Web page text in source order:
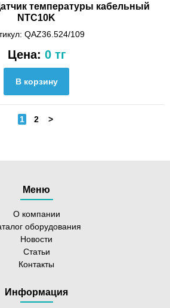
температуры кабельный
NTC10K
QAZ36.524/109
Цена: 0 тг
1 2 >
Меню
О компании
оборудования
Новости
Статьи
Контакты
Информация